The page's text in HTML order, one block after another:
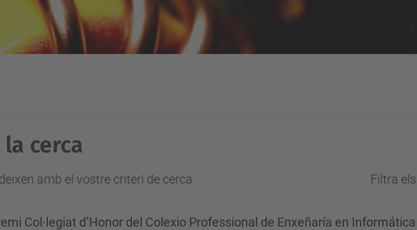
cerca
amb el vostre criteri de cerca Filtra
Col·legiat d’Honor del Colexio Professional de Enxeñaría en